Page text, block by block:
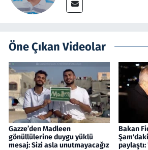
Öne Çıkan Videolar
Gazze’den Madleen
gönüllülerine duygu yüklü
mesaj: Sizi asla unutmayacağız
Bakan
Şam'daki